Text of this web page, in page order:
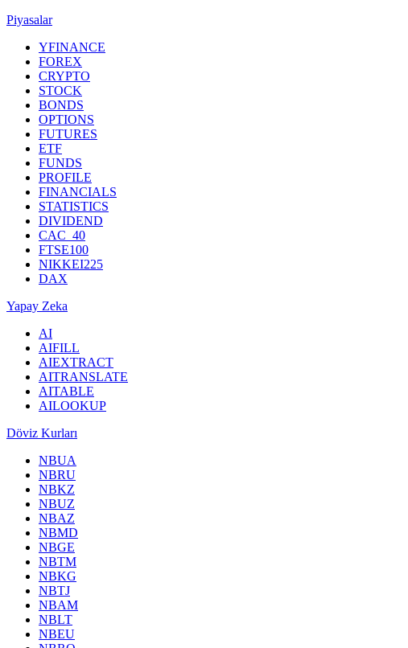
Piyasalar
YFINANCE
FOREX
CRYPTO
STOCK
BONDS
OPTIONS
FUTURES
ETF
FUNDS
PROFILE
FINANCIALS
STATISTICS
DIVIDEND
CAC_40
FTSE100
NIKKEI225
DAX
Yapay Zeka
AI
AIFILL
AIEXTRACT
AITRANSLATE
AITABLE
AILOOKUP
Döviz Kurları
NBUA
NBRU
NBKZ
NBUZ
NBAZ
NBMD
NBGE
NBTM
NBKG
NBTJ
NBAM
NBLT
NBEU